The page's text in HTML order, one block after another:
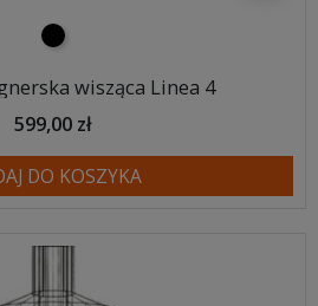
czarny
wisząca Linea 4
599,00 zł
DO KOSZYKA